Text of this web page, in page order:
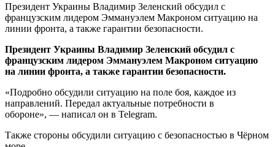
Президент Украины Владимир Зеленский обсудил с
французским лидером Эммануэлем Макроном ситуацию на
линии фронта, а также гарантии безопасности.
Президент Украины Владимир Зеленский обсудил с
французским лидером Эммануэлем Макроном ситуацию
на линии фронта, а также гарантии безопасности.
«Подробно обсудили ситуацию на поле боя, каждое из
направлений. Передал актуальные потребности в
обороне», — написал он в Telegram.
Также стороны обсудили ситуацию с безопасностью в Чёрном